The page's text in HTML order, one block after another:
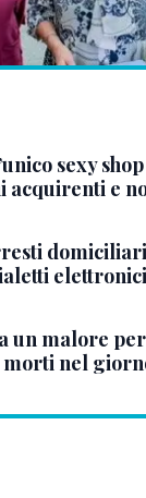
sexy
acquirenti e
un malore per
morti nel